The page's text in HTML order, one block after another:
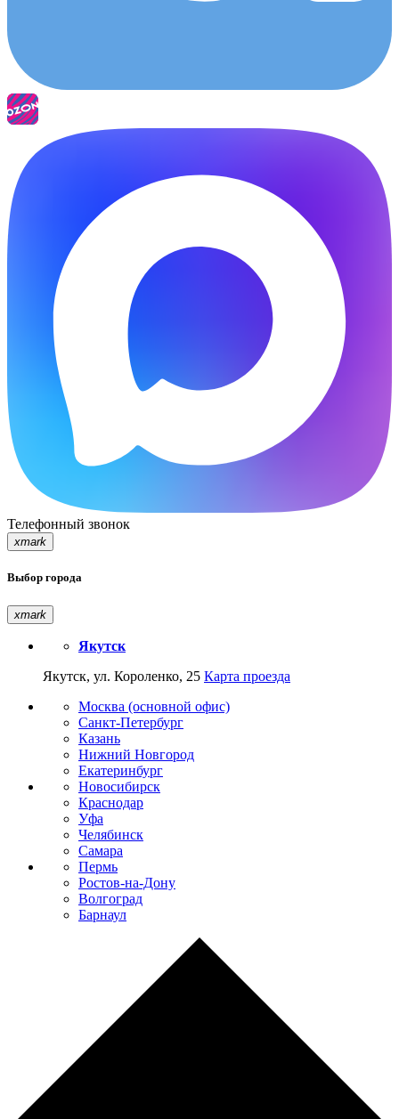
Телефонный звонок
xmark
Выбор города
xmark
Якутск
Якутск, ул. Короленко, 25 Карта проезда
Москва (основной офис)
Санкт-Петербург
Казань
Нижний Новгород
Екатеринбург
Новосибирск
Краснодар
Уфа
Челябинск
Самара
Пермь
Ростов-на-Дону
Волгоград
Барнаул